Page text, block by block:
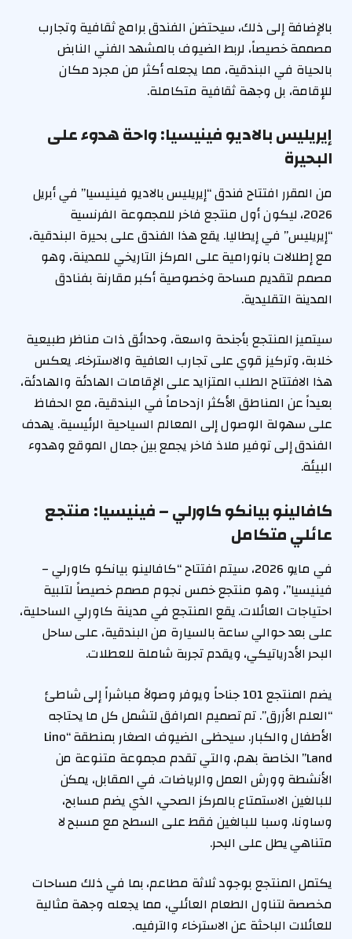
بالإضافة إلى ذلك، سيحتضن الفندق برامج ثقافية وتجارب
مصممة خصيصاً، لربط الضيوف بالمشهد الفني النابض
بالحياة في البندقية، مما يجعله أكثر من مجرد مكان
للإقامة، بل وجهة ثقافية متكاملة.
إيريليس بالاديو فينيسيا: واحة هدوء على
البحيرة
من المقرر افتتاح فندق “إيريليس بالاديو فينيسيا” في أبريل
2026، ليكون أول منتجع فاخر للمجموعة الفرنسية
“إيريليس” في إيطاليا. يقع هذا الفندق على بحيرة البندقية،
مع إطلالات بانورامية على المركز التاريخي للمدينة، وهو
مصمم لتقديم مساحة وخصوصية أكبر مقارنة بفنادق
المدينة التقليدية.
سيتميز المنتجع بأجنحة واسعة، وحدائق ذات مناظر طبيعية
خلابة، وتركيز قوي على تجارب العافية والاسترخاء. يعكس
هذا الافتتاح الطلب المتزايد على الإقامات الهادئة والهادئة،
بعيداً عن المناطق الأكثر ازدحاماً في البندقية، مع الحفاظ
على سهولة الوصول إلى المعالم السياحية الرئيسية. يهدف
الفندق إلى توفير ملاذ فاخر يجمع بين جمال الموقع وهدوء
البيئة.
كافالينو بيانكو كاورلي – فينيسيا: منتجع
عائلي متكامل
في مايو 2026، سيتم افتتاح “كافالينو بيانكو كاورلي –
فينيسيا”، وهو منتجع خمس نجوم مصمم خصيصاً لتلبية
احتياجات العائلات. يقع المنتجع في مدينة كاورلي الساحلية،
على بعد حوالي ساعة بالسيارة من البندقية، على ساحل
البحر الأدرياتيكي، ويقدم تجربة شاملة للعطلات.
يضم المنتجع 101 جناحاً ويوفر وصولاً مباشراً إلى شاطئ
“العلم الأزرق”. تم تصميم المرافق لتشمل كل ما يحتاجه
الأطفال والكبار. سيحظى الضيوف الصغار بمنطقة “Lino
Land” الخاصة بهم، والتي تقدم مجموعة متنوعة من
الأنشطة وورش العمل والرياضات. في المقابل، يمكن
للبالغين الاستمتاع بالمركز الصحي، الذي يضم مسابح،
وساونا، وسبا للبالغين فقط على السطح مع مسبح لا
متناهي يطل على البحر.
يكتمل المنتجع بوجود ثلاثة مطاعم، بما في ذلك مساحات
مخصصة لتناول الطعام العائلي، مما يجعله وجهة مثالية
للعائلات الباحثة عن الاسترخاء والترفيه.